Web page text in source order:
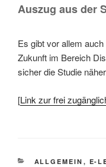
Auszug aus der
Es gibt vor allem
Zukunft im Bereich
sicher die Studie
[Link zur frei
KATEGORIEN
ALLGEMEIN , E-